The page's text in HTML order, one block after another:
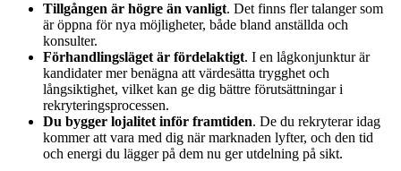
Tillgången är högre än vanligt. Det finns fler talanger som
är öppna för nya möjligheter, både bland anställda och
konsulter.
Förhandlingsläget är fördelaktigt. I en lågkonjunktur är
kandidater mer benägna att värdesätta trygghet och
långsiktighet, vilket kan ge dig bättre förutsättningar i
rekryteringsprocessen.
Du bygger lojalitet inför framtiden. De du rekryterar idag
kommer att vara med dig när marknaden lyfter, och den tid
och energi du lägger på dem nu ger utdelning på sikt.